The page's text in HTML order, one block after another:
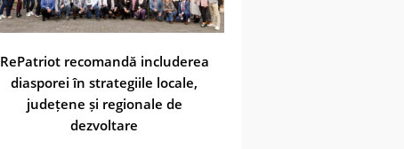
RePatriot recomandă includerea
diasporei în strategiile locale,
județene și regionale de
dezvoltare